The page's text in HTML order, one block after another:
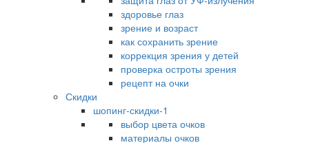
здоровье глаз
зрение и возраст
как сохранить зрение
коррекция зрения у детей
проверка остроты зрения
рецепт на очки
Скидки
шопинг-скидки-1
выбор цвета очков
материалы очков